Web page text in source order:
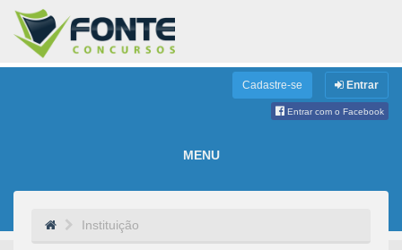
Cadastre-se Entrar
Entrar com o Facebook
MENU
Instituição